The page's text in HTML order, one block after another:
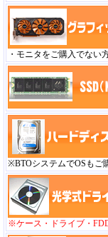
・モニタをご購入でない
※BTOシステムでOSもご
※ケース・ドライブ・